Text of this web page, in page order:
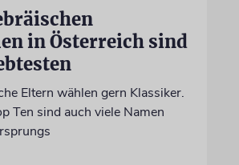
in Österreich sind
Eltern wählen gern Klassiker.
Ten sind auch viele Namen